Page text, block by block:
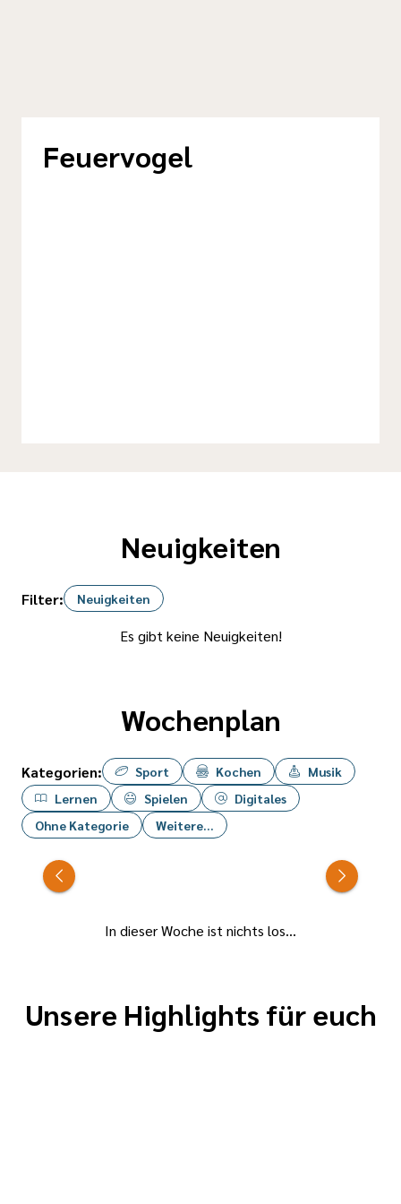
Feuervogel
Neuigkeiten
Filter: Neuigkeiten
Es gibt keine Neuigkeiten!
Wochenplan
Kategorien: Sport Kochen
Musik
Lernen
Spielen
Digitales
Ohne Kategorie
Weitere...
In dieser Woche ist nichts los...
Unsere Highlights für euch